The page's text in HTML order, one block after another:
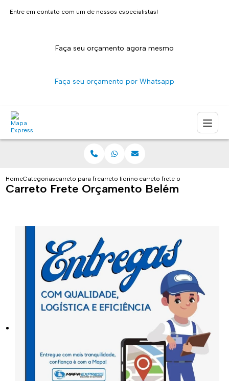
Entre em contato com um de nossos especialistas!
Faça seu orçamento agora mesmo
Faça seu orçamento por Whatsapp
HomeCategoriascarreto para fretescarreto fiorino sao paulocarreto frete orcamento belem
Carreto Frete Orçamento Belém